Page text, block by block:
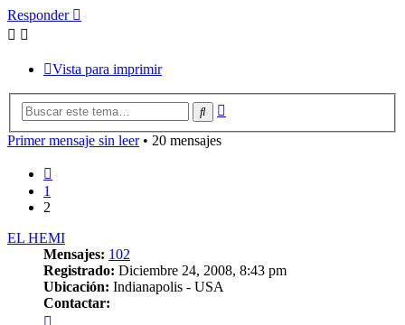
Responder
Vista para imprimir
Buscar
Primer mensaje sin leer• 20 mensajes
1
2
EL HEMI
Mensajes: 102
Registrado: Diciembre 24, 2008, 8:43 pm
Ubicación: Indianapolis - USA
Contactar: